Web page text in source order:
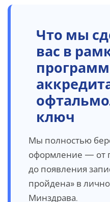
Что мы
вас в
ключ
Мы полностью
оформление — от
до появления
пройдена» в
Минздрава.